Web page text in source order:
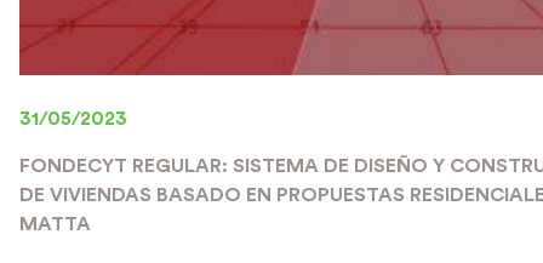
31/05/2023
FONDECYT REGULAR: SISTEMA DE DISEÑO Y
DE VIVIENDAS BASADO EN PROPUESTAS
MATTA